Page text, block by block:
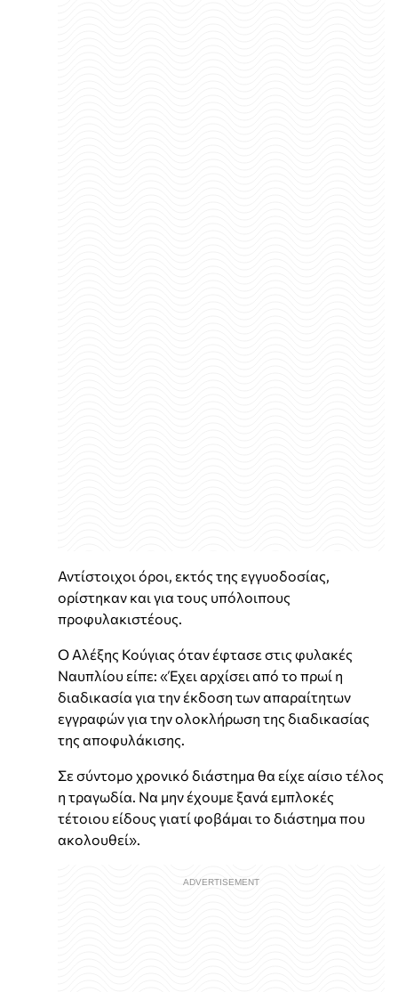
Αντίστοιχοι όροι, εκτός της εγγυοδοσίας,
ορίστηκαν και για τους υπόλοιπους
προφυλακιστέους.
Ο Αλέξης Κούγιας όταν έφτασε στις φυλακές
Ναυπλίου είπε: «Έχει αρχίσει από το πρωί η
διαδικασία για την έκδοση των απαραίτητων
εγγραφών για την ολοκλήρωση της διαδικασίας
της αποφυλάκισης.
Σε σύντομο χρονικό διάστημα θα είχε αίσιο τέλος
η τραγωδία. Να μην έχουμε ξανά εμπλοκές
τέτοιου είδους γιατί φοβάμαι το διάστημα που
ακολουθεί».